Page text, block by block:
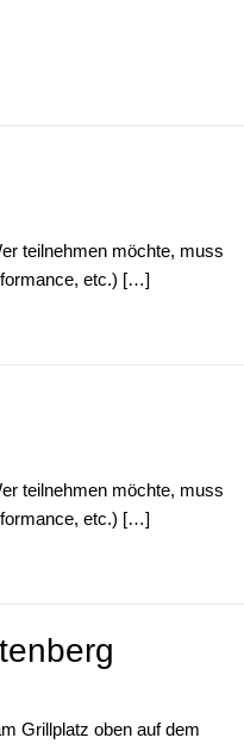
teilnehmen möchte, muss
etc.) […]
teilnehmen möchte, muss
etc.) […]
Grillplatz oben auf dem